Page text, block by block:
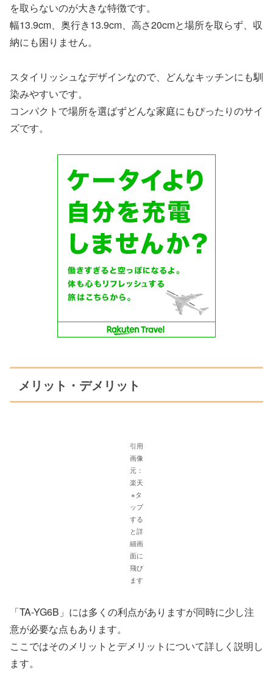
を取らないのが大きな特徴です。
幅13.9cm、奥行き13.9cm、高さ20cmと場所を取らず、収
納にも困りません。
スタイリッシュなデザインなので、どんなキッチンにも馴
染みやすいです。
コンパクトで場所を選ばずどんな家庭にもぴったりのサイ
ズです。
メリット・デメリット
引用
画像
元：
楽天
※タ
ップ
する
と詳
細画
面に
飛び
ます
「TA-YG6B」には多くの利点がありますが同時に少し注
意が必要な点もあります。
ここではそのメリットとデメリットについて詳しく説明し
ます。